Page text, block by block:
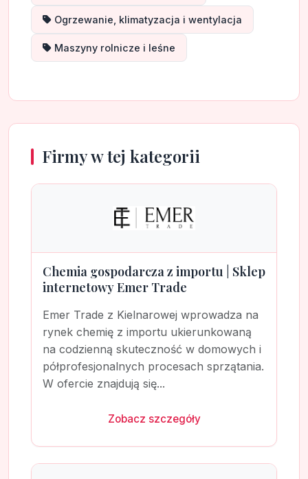
Ogrzewanie, klimatyzacja i wentylacja
Maszyny rolnicze i leśne
Firmy w tej kategorii
Chemia gospodarcza z importu | Sklep
internetowy Emer Trade
Emer Trade z Kielnarowej wprowadza na
rynek chemię z importu ukierunkowaną
na codzienną skuteczność w domowych i
półprofesjonalnych procesach sprzątania.
W ofercie znajdują się...
Zobacz szczegóły